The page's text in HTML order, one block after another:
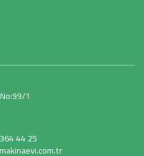
1
44 25